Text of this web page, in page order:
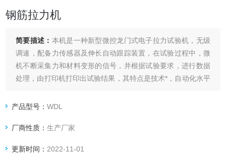
钢筋拉力机
简要描述： 本机是一种新型微控龙门式电子拉力试验机，无级
调速，配备力传感器及伸长自动跟踪装置，在试验过程中，微
机不断采集力和材料变形的信号，并根据试验要求，进行数据
处理，由打印机打印出试验结果，其特点是技术*，自动化水平
进行科学搭配，帮助您选择更为经济实用的产品，欢迎您来实
产品型号：WDL
厂商性质：生产厂家
更新时间： 2022-11-01